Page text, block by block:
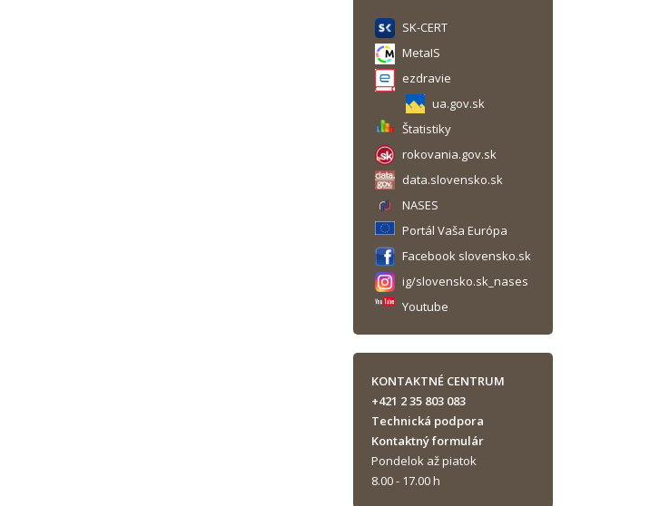
SK-CERT
MetaIS
ezdravie
ua.gov.sk
Štatistiky
rokovania.gov.sk
data.slovensko.sk
NASES
Portál Vaša Európa
Facebook slovensko.sk
ig/slovensko.sk_nases
Youtube
KONTAKTNÉ CENTRUM
+421 2 35 803 083
Technická podpora
Kontaktný formulár
Pondelok až piatok
8.00 - 17.00 h